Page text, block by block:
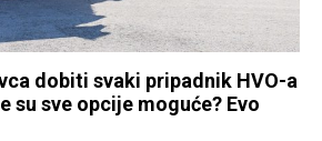
dobiti svaki pripadnik HVO-a
su sve opcije moguće? Evo